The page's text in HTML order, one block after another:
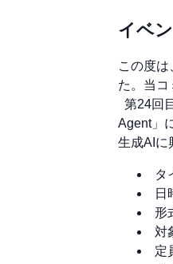
イベ
この度
た。当コ
第24回
Agent」
生成AIに
タ
日
形
対
定